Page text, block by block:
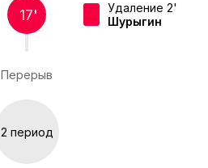
17'
Удаление 2'
Шурыгин
Перерыв
2 период